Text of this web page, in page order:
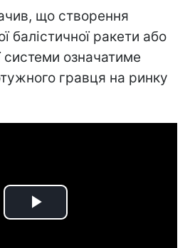
що створення
балістичної ракети або
системи означатиме
гравця на ринку
Play